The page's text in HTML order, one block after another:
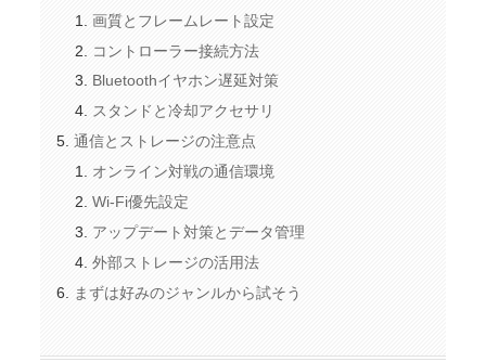
画質とフレームレート設定
コントローラー接続方法
Bluetoothイヤホン遅延対策
スタンドと冷却アクセサリ
通信とストレージの注意点
オンライン対戦の通信環境
Wi-Fi優先設定
アップデート対策とデータ管理
外部ストレージの活用法
まずは好みのジャンルから試そう